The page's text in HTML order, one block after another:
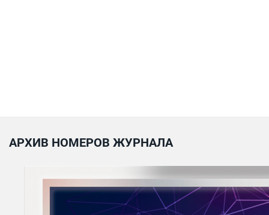
АРХИВ НОМЕРОВ ЖУРНАЛА